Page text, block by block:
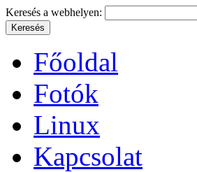
Keresés a webhelyen:
Főoldal
Fotók
Linux
Kapcsolat